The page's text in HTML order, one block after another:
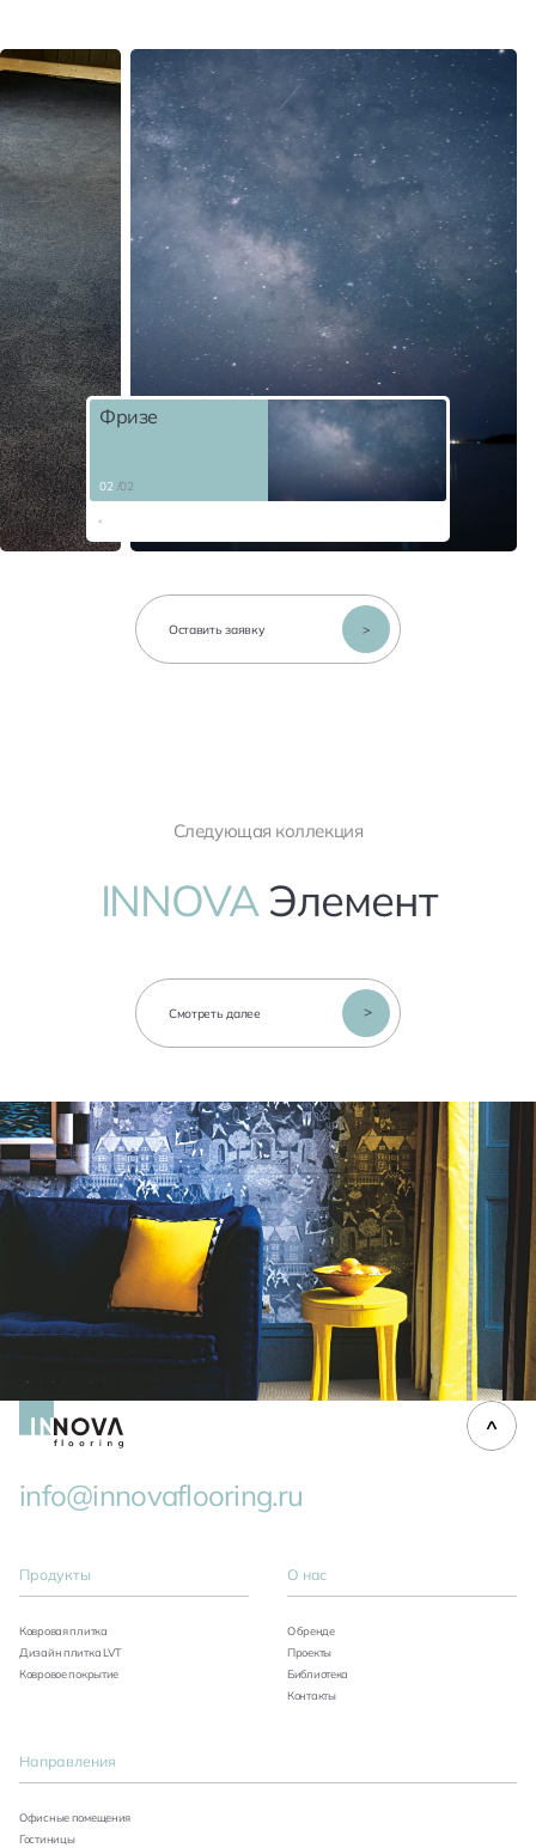
Сообщение
Отправить
Нажимая кнопку «Отправить», я даю свое согласие
на обработку моих
персональных данных
Продолжить
Фризе
Ковровое покрытие
Фризе
02 /02
Оставить заявку >
Следующая коллекция
INNOVA Элемент
Смотреть далее >
7079
info@innovaflooring.ru
Продукты
Ковровая плитка
Дизайн плитка LVT
Ковровое покрытие
О нас
О бренде
Проекты
Библиотека
Контакты
Направления
Офисные помещения
Гостиницы